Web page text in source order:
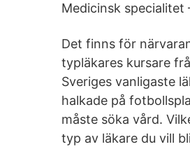
Medicinsk specialitet
Det finns för
typläkares kursare
Sveriges vanligaste
halkade på
måste söka vård.
typ av läkare du vill